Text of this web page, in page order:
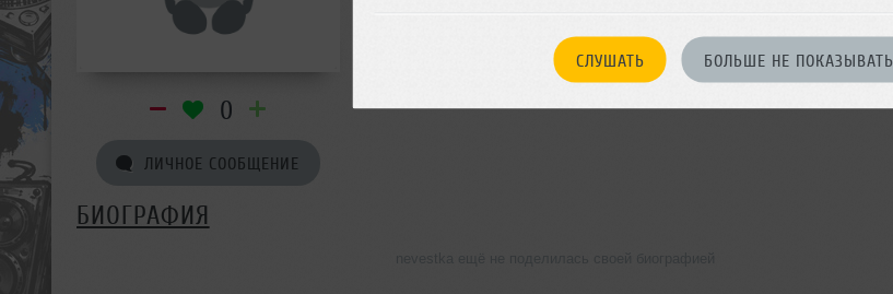
СЛУШАТЬ БОЛЬШЕ НЕ ПОКАЗЫВАТЬ
0
ЛИЧНОЕ СООБЩЕНИЕ
БИОГРАФИЯ